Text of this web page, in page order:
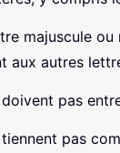
majuscule
aux autres
pas
pas